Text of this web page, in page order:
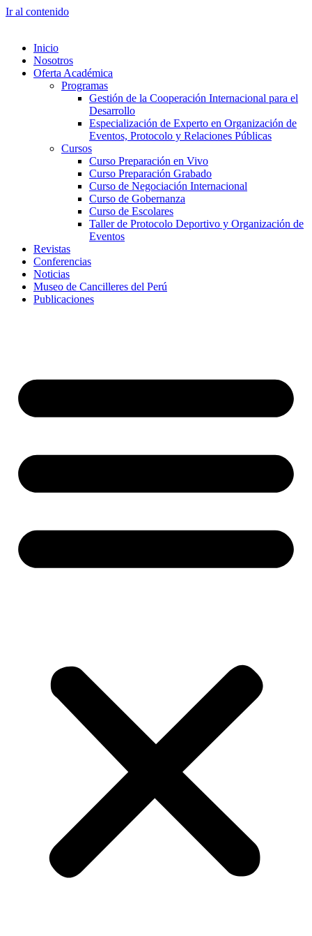
Ir al contenido
Inicio
Nosotros
Oferta Académica
Programas
Gestión de la Cooperación Internacional para el
Desarrollo
Especialización de Experto en Organización de
Eventos, Protocolo y Relaciones Públicas
Cursos
Curso Preparación en Vivo
Curso Preparación Grabado
Curso de Negociación Internacional
Curso de Gobernanza
Curso de Escolares
Taller de Protocolo Deportivo y Organización de
Eventos
Revistas
Conferencias
Noticias
Museo de Cancilleres del Perú
Publicaciones